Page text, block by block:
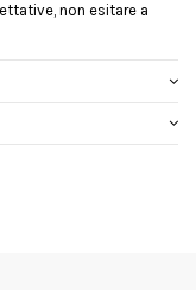
non esitare a